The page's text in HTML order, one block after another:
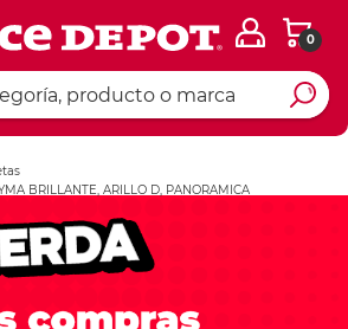
0
BRILLANTE, ARILLO D, PANORAMICA
Ingresar Codigo